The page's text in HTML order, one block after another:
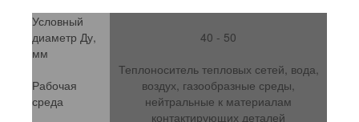
Условный
диаметр Ду,
мм
40 - 50
Рабочая
среда
Теплоноситель тепловых сетей, вода,
воздух, газообразные среды,
нейтральные к материалам
контактирующих деталей